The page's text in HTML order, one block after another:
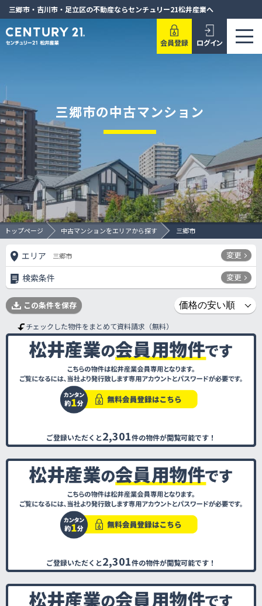
三郷市・吉川市・足立区の不動産ならセンチュリー21松井産業へ
会員登録 ログイン
トップページ 中古マンションをエリアから探す 三郷市
三郷市の中古マンション
エリア 三郷市 変更
検索条件 変更
この条件を保存
チェックした物件をまとめて資料請求（無料）
ご登録いただくと2,301件の物件が閲覧可能です！
ご登録いただくと2,301件の物件が閲覧可能です！